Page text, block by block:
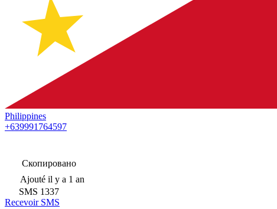
Philippines
+639991764597
Скопировано
Ajouté il y a 1 an
SMS 1337
Recevoir SMS